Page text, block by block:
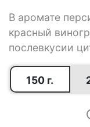
В аромате
красный
послевкусии
150 г.